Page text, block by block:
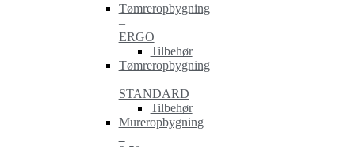
Tømreropbygning
–
ERGO
Tilbehør
Tømreropbygning
–
STANDARD
Tilbehør
Mureropbygning
–